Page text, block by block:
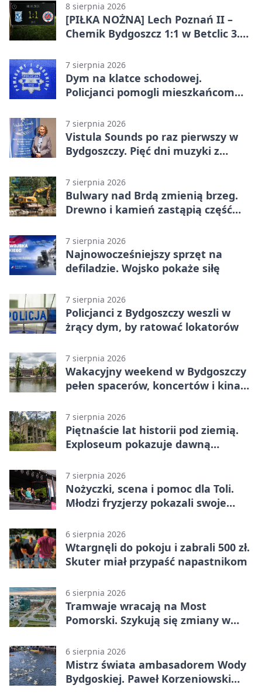
8 sierpnia 2026
[PIŁKA NOŻNA] Lech Poznań II –
Chemik Bydgoszcz 1:1 w Betclic 3.
Bydgoszczanie wywieźli punkt z
Wronek
7 sierpnia 2026
Dym na klatce schodowej.
Policjanci pomogli mieszkańcom
7 sierpnia 2026
Vistula Sounds po raz pierwszy w
Bydgoszczy. Pięć dni muzyki z
7 sierpnia 2026
Bulwary nad Brdą zmienią brzeg.
Drewno i kamień zastąpią część
7 sierpnia 2026
Najnowocześniejszy sprzęt na
defiladzie. Wojsko pokaże siłę
7 sierpnia 2026
Policjanci z Bydgoszczy weszli w
żrący dym, by ratować lokatorów
7 sierpnia 2026
Wakacyjny weekend w Bydgoszczy
pełen spacerów, koncertów i kina
7 sierpnia 2026
Piętnaście lat historii pod ziemią.
Exploseum pokazuje dawną
7 sierpnia 2026
Nożyczki, scena i pomoc dla Toli.
Młodzi fryzjerzy pokazali swoje
6 sierpnia 2026
Wtargnęli do pokoju i zabrali 500 zł.
Skuter miał przypaść napastnikom
6 sierpnia 2026
Tramwaje wracają na Most
Pomorski. Szykują się zmiany w
6 sierpnia 2026
Mistrz świata ambasadorem Wody
Bydgoskiej. Paweł Korzeniowski